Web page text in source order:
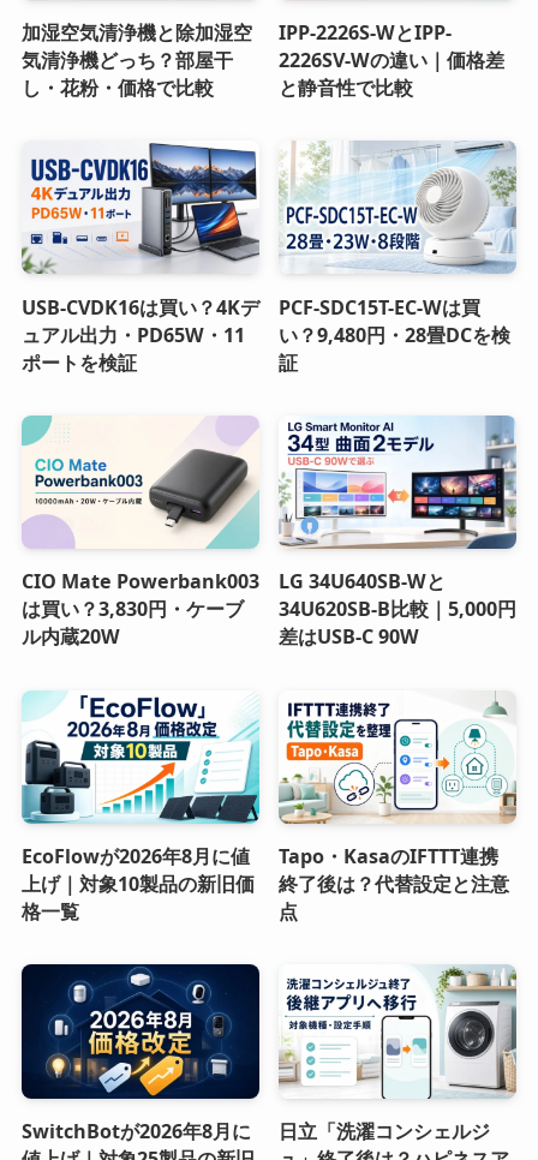
加湿空気清浄機と除加湿空
気清浄機どっち？部屋干
し・花粉・価格で比較
IPP-2226S-WとIPP-
2226SV-Wの違い｜価格差
と静音性で比較
USB-CVDK16は買い？4Kデ
ュアル出力・PD65W・11
ポートを検証
PCF-SDC15T-EC-Wは買
い？9,480円・28畳DCを検
証
CIO Mate Powerbank003
は買い？3,830円・ケーブ
ル内蔵20W
LG 34U640SB-Wと
34U620SB-B比較｜5,000円
差はUSB-C 90W
EcoFlowが2026年8月に値
上げ｜対象10製品の新旧価
格一覧
Tapo・KasaのIFTTT連携
終了後は？代替設定と注意
点
SwitchBotが2026年8月に
日立「洗濯コンシェルジ